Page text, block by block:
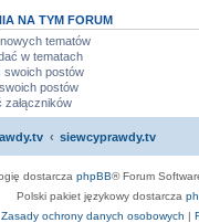
NA TYM FORUM
tematów
w tematach
swoich postów
postów
załączników
siewcyprawdy.tv
dostarcza phpBB® Forum
Polski pakiet językowy dostarcza
Zasady ochrony danych osobowych |